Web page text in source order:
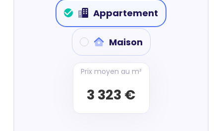
Appartement
Maison
Prix moyen au m²
3 323 €